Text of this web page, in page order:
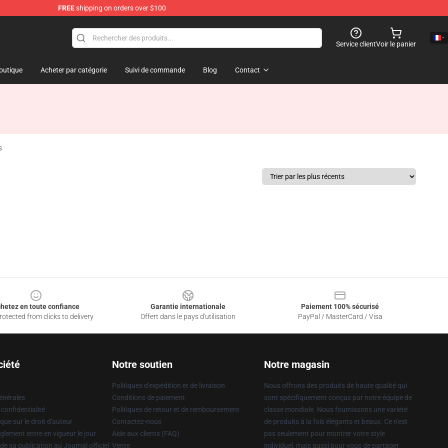
FREEshipping on orders over $100
Service clientVoir le panier
Acheter par catégorie Suivi de commande Blog Contact
en toute confiance
from clicks to delivery
Garantie internationale
Offert dans le pays d'utilisation
Paiement 100% sécurisé
PayPal / MasterCard / Visa
confidentialité
sur le droit d'auteur
entre en vigueur le jour
sa publication au Journal officiel
Notre soutien
Politiques d'expédition et de livraison
Conditions de paiement
Politiques de retour et de remboursement
Contactez-nous
Aide aux clients (FAQ)
Vente
Notre magasin
Nous offrons des produits de haute qualité qui
sont spécifiquement conçus par notre équipe de
classe mondiale. Nous fournissons une variété
de produits à la fois élégants et beaux. Ce n'est
pas seulement pour montrer votre style
individuel, mais aussi pour vous de partager